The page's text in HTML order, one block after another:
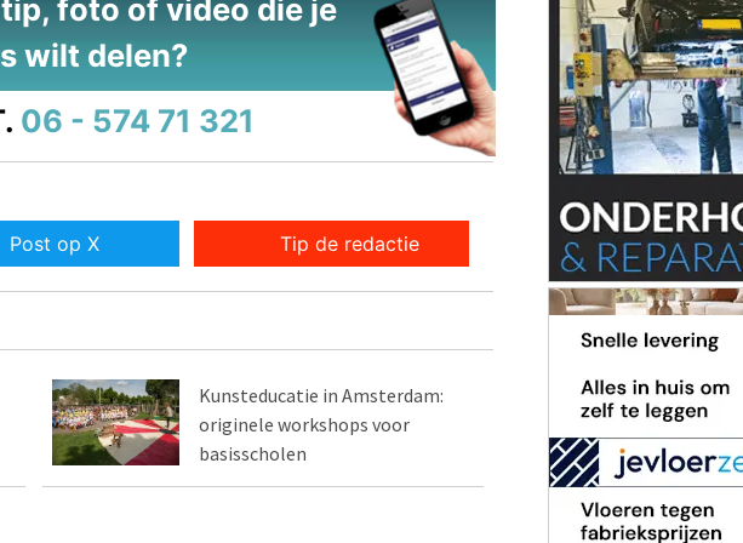
foto of video die je
wilt delen?
06 - 574 71 321
Post op X Tip de redactie
Kunsteducatie in Amsterdam:
originele workshops voor
basisscholen